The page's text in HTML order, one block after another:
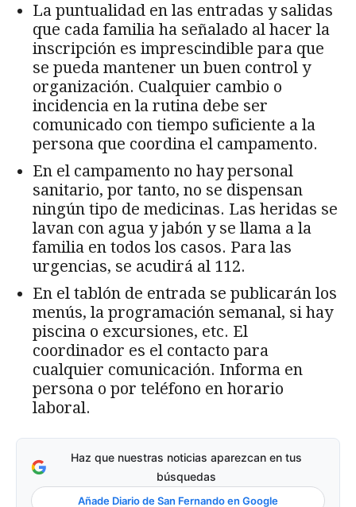
La puntualidad en las entradas y salidas
que cada familia ha señalado al hacer la
inscripción es imprescindible para que
se pueda mantener un buen control y
organización. Cualquier cambio o
incidencia en la rutina debe ser
comunicado con tiempo suficiente a la
persona que coordina el campamento.
En el campamento no hay personal
sanitario, por tanto, no se dispensan
ningún tipo de medicinas. Las heridas se
lavan con agua y jabón y se llama a la
familia en todos los casos. Para las
urgencias, se acudirá al 112.
En el tablón de entrada se publicarán los
menús, la programación semanal, si hay
piscina o excursiones, etc. El
coordinador es el contacto para
cualquier comunicación. Informa en
persona o por teléfono en horario
laboral.
Haz que nuestras noticias aparezcan en tus
búsquedas
Añade Diario de San Fernando en Google